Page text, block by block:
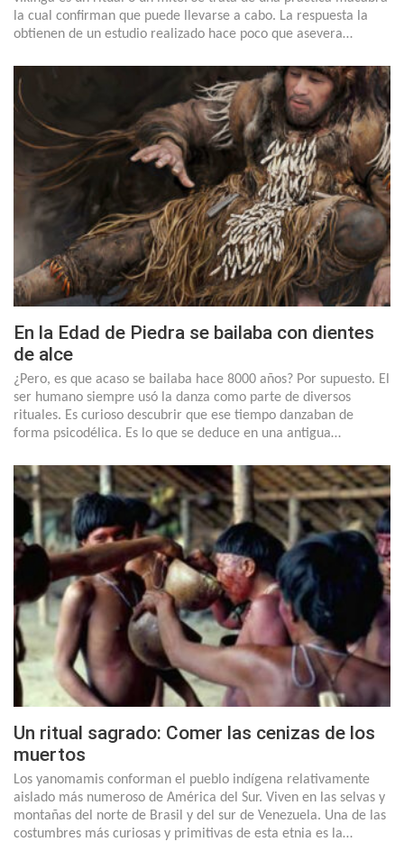
la cual confirman que puede llevarse a cabo. La respuesta la
obtienen de un estudio realizado hace poco que asevera…
En la Edad de Piedra se bailaba con dientes
de alce
¿Pero, es que acaso se bailaba hace 8000 años? Por supuesto. El
ser humano siempre usó la danza como parte de diversos
rituales. Es curioso descubrir que ese tiempo danzaban de
forma psicodélica. Es lo que se deduce en una antigua…
Un ritual sagrado: Comer las cenizas de los
muertos
Los yanomamis conforman el pueblo indígena relativamente
aislado más numeroso de América del Sur. Viven en las selvas y
montañas del norte de Brasil y del sur de Venezuela. Una de las
costumbres más curiosas y primitivas de esta etnia es la…